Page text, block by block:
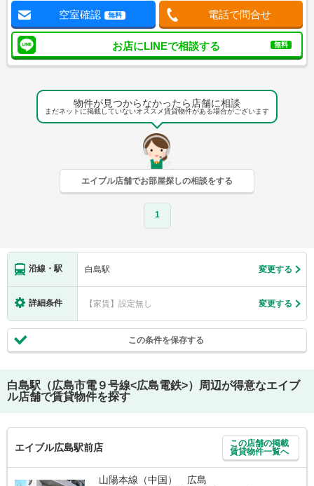
空室確認 無料 電話で問合せ
お店にLINEで相談する 無料
物件が見つからなかったら店舗に相談
まだネットに掲載していないオススメ賃貸物件がある場合がございます
エイブル店舗でお部屋探しの相談をする
1
沿線・駅 白島駅 変更する
詳細条件 【家賃】設定無し 変更する
この条件を保存する
白島駅（広島市電９号線<広島電鉄>）
周辺が得意なエイブ
ル店舗で賃貸物件を探す
エイブル広島駅前店
この店舗の掲載
賃貸物件一覧へ
山陽本線（中国） 広島